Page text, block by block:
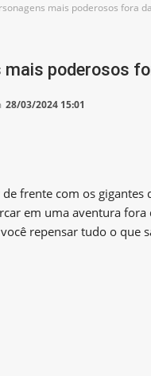
mais poderosos fora
poderosos
28/03/2024 15:01
frente com os gigantes
em uma aventura
repensar tudo o que